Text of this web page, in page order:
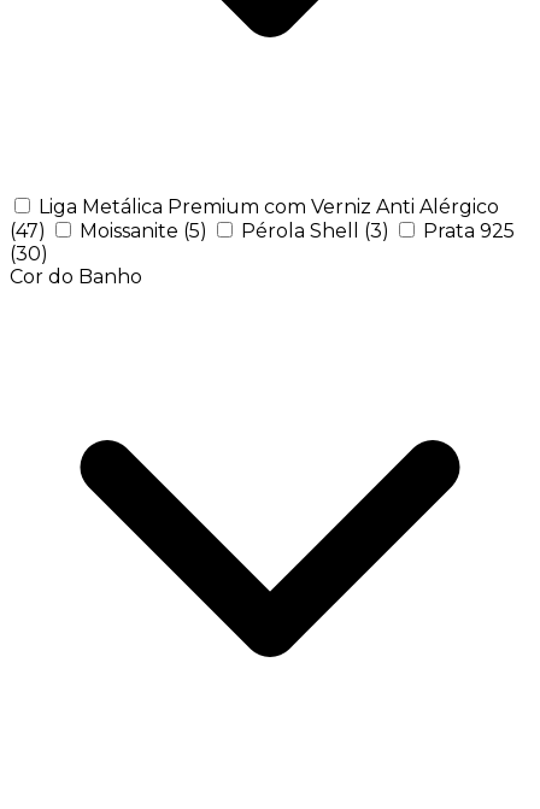
Liga Metálica Premium com Verniz Anti Alérgico
(47)
Moissanite (5) Pérola Shell (3)
Prata 925
(30)
Cor do Banho